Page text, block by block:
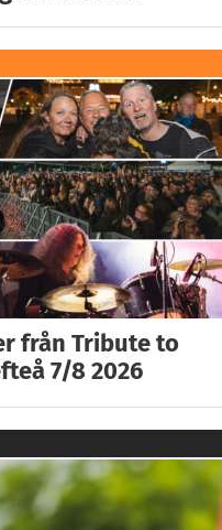
från Tribute to
7/8 2026